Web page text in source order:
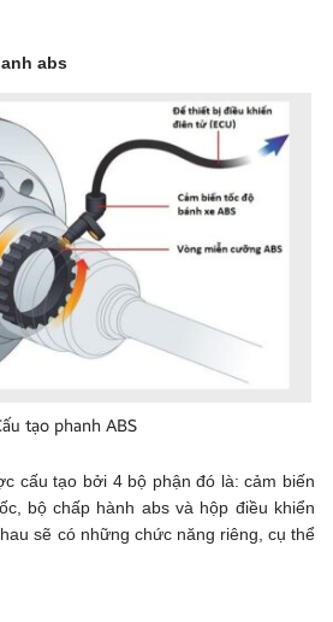
abs
tạo phanh ABS
cấu tạo bởi 4 bộ phận đó là: cảm biến
bộ chấp hành abs và hộp điều khiển
sẽ có những chức năng riêng, cụ thể